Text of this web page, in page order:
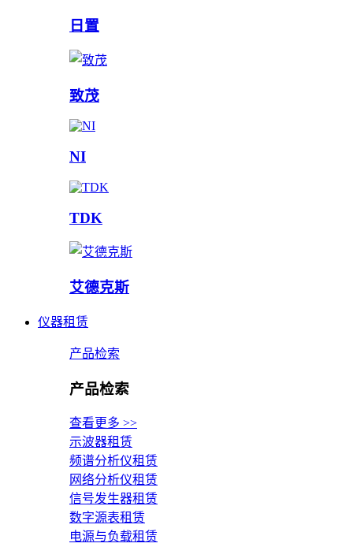
日置
致茂
NI
TDK
艾德克斯
仪器租赁
产品检索
产品检索
查看更多 >>
示波器租赁
频谱分析仪租赁
网络分析仪租赁
信号发生器租赁
数字源表租赁
电源与负载租赁